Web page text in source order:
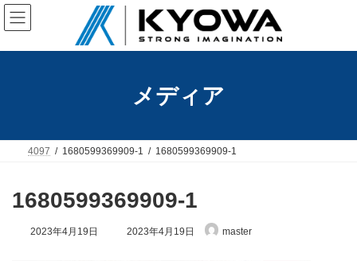
コ
ン
テ
ン
ナ
ビ
ゲ
ー
メディア
4097 1680599369909-1 1680599369909-1
1680599369909-1
2023年4月19日
最
2023年4月19日 master